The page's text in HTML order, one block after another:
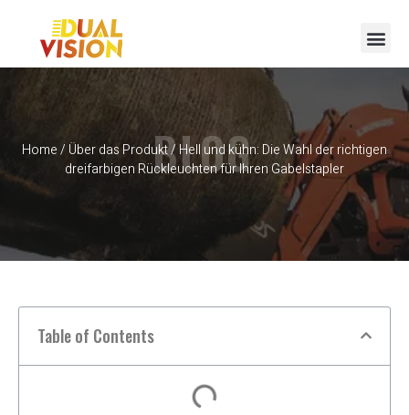
Home/ Über das Produkt/ Hell und kühn: Die Wahl der richtigen
dreifarbigen Rückleuchten für Ihren Gabelstapler
BLOG
Table of Contents